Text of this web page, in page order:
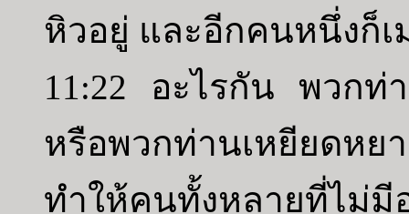
หิวอยู่ และอีกคนหนึ่งก็เ
11:22 อะไรกัน พวกท่
หรือพวกท่านเหยียดหย
ทำให้คนทั้งหลายที่ไม่มี